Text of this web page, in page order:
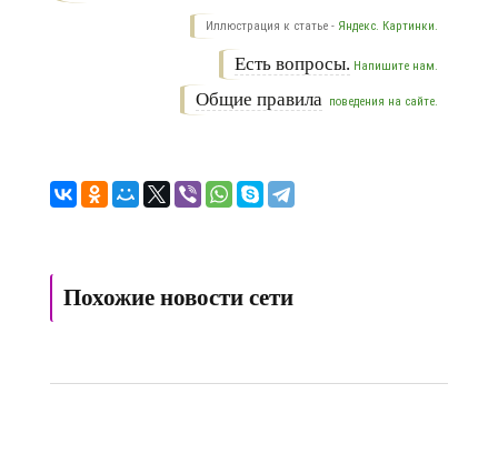
Иллюстрация к статье - Яндекс. Картинки.
Есть вопросы. Напишите нам.
Общие правила поведения на сайте.
Похожие новости сети